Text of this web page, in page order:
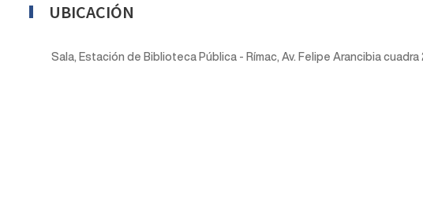
UBICACIÓN
Sala, Estación de Biblioteca Pública - Rímac, Av. Felipe Arancibia cuadra